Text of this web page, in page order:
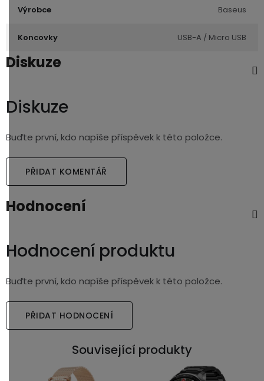
Výrobce Baseus
Koncovky USB-A / Micro USB
Diskuze
Diskuze
Buďte první, kdo napíše příspěvek k této položce.
PŘIDAT KOMENTÁŘ
Hodnocení
Hodnocení produktu
Buďte první, kdo napíše příspěvek k této položce.
PŘIDAT HODNOCENÍ
Související produkty